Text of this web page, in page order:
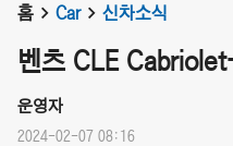
홈 Car 신차소식
벤츠 CLE
운영자
2024-02-07 08:16